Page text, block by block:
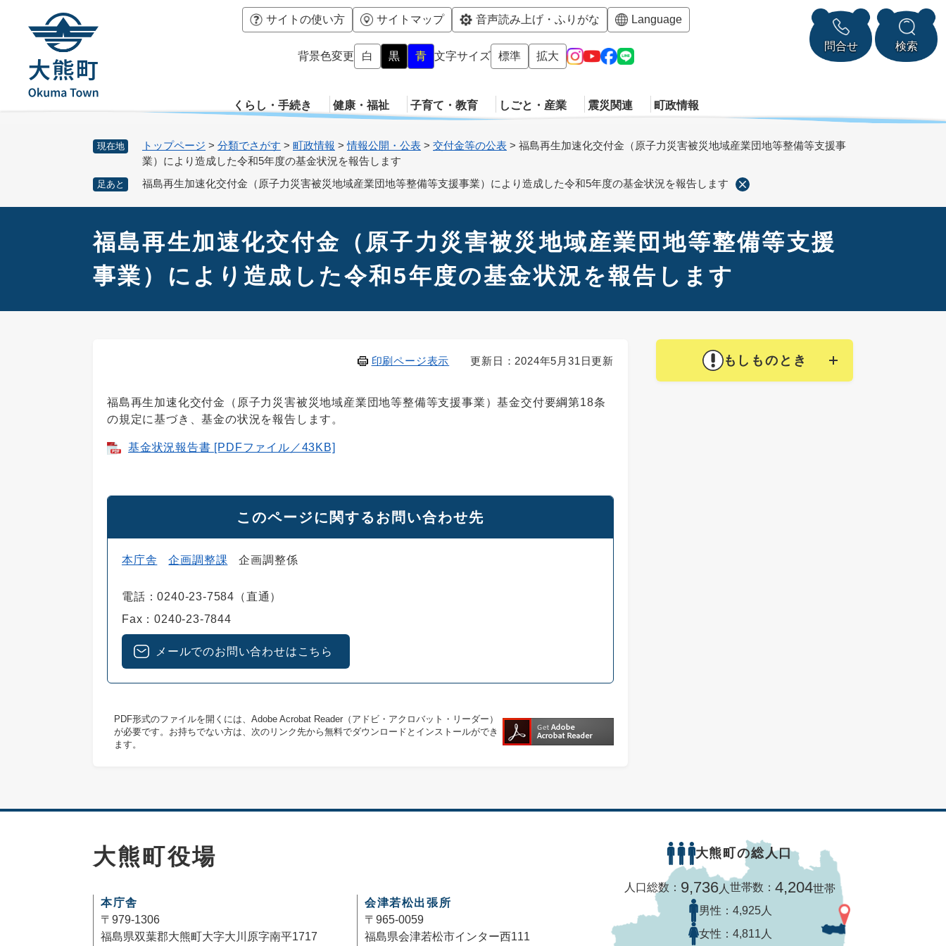
メニューを飛ばして本文へ
サイトの使い方 サイトマップ 音声読み上げ・ふりがな Language
背景色変更 白 黒 青 文字サイズ 標準 拡大
問合せ 検索
くらし・手続き 健康・福祉 子育て・教育 しごと・産業 震災関連 町政情報
現在地 トップページ > 分類でさがす > 町政情報 >情報公開・公表 > 交付金等の公表 > 福島再生加速化交付金（原子力災害被災地域産業団地等整備等支援事
業）により造成した令和5年度の基金状況を報告します
足あと 福島再生加速化交付金（原子力災害被災地域産業団地等整備等支援事業）により造成した令和5年度の基金状況を報告します
福島再生加速化交付金（原子力災害被災地域産業団地等整備等支援
事業）により造成した令和5年度の基金状況を報告します
更新日：2024年5月31日更新
印刷ページ表示
福島再生加速化交付金（原子力災害被災地域産業団地等整備等支援事業）基金交付要綱第18条
の規定に基づき、基金の状況を報告します。
基金状況報告書 [PDFファイル／43KB]
このページに関するお問い合わせ先
本庁舎 企画調整課 企画調整係
電話：0240-23-7584（直通）
Fax：0240-23-7844
メールでのお問い合わせはこちら
PDF形式のファイルを開くには、Adobe Acrobat Reader（アドビ・アクロバット・リーダー）
が必要です。お持ちでない方は、次のリンク先から無料でダウンロードとインストールができ
ます。
もしものとき
大熊町役場
本庁舎
〒979-1306
福島県双葉郡大熊町大字大川原字南平1717
会津若松出張所
〒965-0059
福島県会津若松市インター西111
大熊町の総人口
人口総数： 9,736 人 世帯数： 4,204世帯
男性： 4,925人
女性： 4,811人